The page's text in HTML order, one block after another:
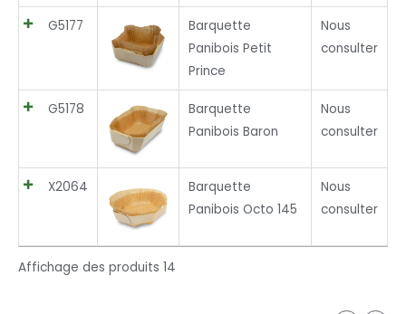
G5177
Barquette
Panibois Petit
Prince
Nous
consulter
G5178
Barquette
Panibois Baron
Nous
consulter
X2064
Barquette
Panibois Octo 145
Nous
consulter
Affichage des produits 14